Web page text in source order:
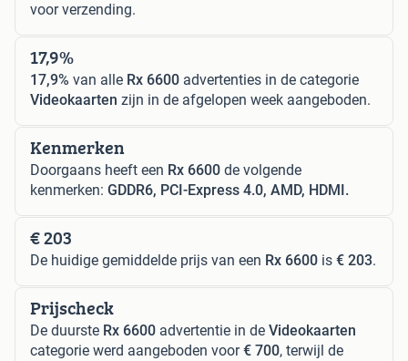
voor verzending.
17,9%
17,9% van alle Rx 6600 advertenties in de categorie
Videokaarten zijn in de afgelopen week aangeboden.
Kenmerken
Doorgaans heeft een Rx 6600 de volgende
kenmerken: GDDR6, PCI-Express 4.0, AMD, HDMI.
€ 203
De huidige gemiddelde prijs van een Rx 6600 is € 203.
Prijscheck
De duurste Rx 6600 advertentie in de Videokaarten
categorie werd aangeboden voor€ 700, terwijl de